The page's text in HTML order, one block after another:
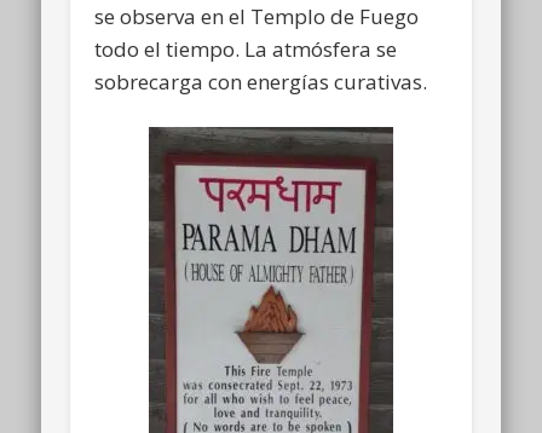
se observa en el Templo de Fuego
todo el tiempo. La atmósfera se
sobrecarga con energías curativas.